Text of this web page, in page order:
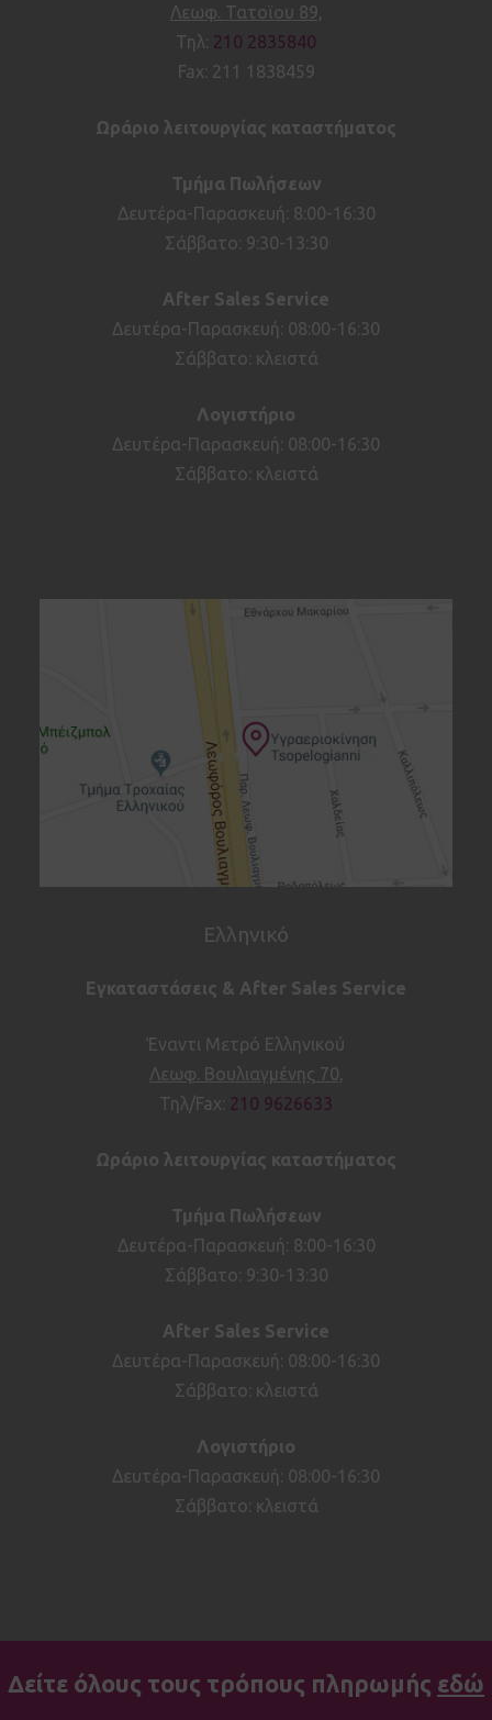
Λεωφ. Τατοϊου 89,
Τηλ: 210 2835840
Fax: 211 1838459
Ωράριο λειτουργίας καταστήματος
Τμήμα Πωλήσεων
Δευτέρα-Παρασκευή: 8:00-16:30
Σάββατο: 9:30-13:30
After Sales Service
Δευτέρα-Παρασκευή: 08:00-16:30
Σάββατο: κλειστά
Λογιστήριο
Δευτέρα-Παρασκευή: 08:00-16:30
Σάββατο: κλειστά
Ελληνικό
Εγκαταστάσεις & After Sales Service
Έναντι Μετρό Ελληνικού
Λεωφ. Βουλιαγμένης 70,
Τηλ/Fax: 210 9626633
Ωράριο λειτουργίας καταστήματος
Τμήμα Πωλήσεων
Δευτέρα-Παρασκευή: 8:00-16:30
Σάββατο: 9:30-13:30
After Sales Service
Δευτέρα-Παρασκευή: 08:00-16:30
Σάββατο: κλειστά
Λογιστήριο
Δευτέρα-Παρασκευή: 08:00-16:30
Σάββατο: κλειστά
Δείτε όλους τους τρόπους πληρωμής εδώ